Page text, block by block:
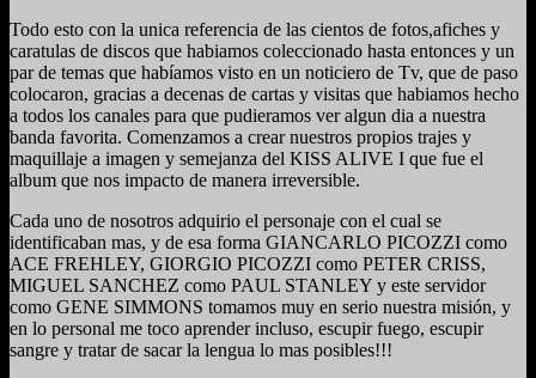
Todo esto con la unica referencia de las cientos de fotos,afiches y
caratulas de discos que habiamos coleccionado hasta entonces y un
par de temas que habíamos visto en un noticiero de Tv, que de paso
colocaron, gracias a decenas de cartas y visitas que habiamos hecho
a todos los canales para que pudieramos ver algun dia a nuestra
banda favorita. Comenzamos a crear nuestros propios trajes y
maquillaje a imagen y semejanza del KISS ALIVE I que fue el
album que nos impacto de manera irreversible.
Cada uno de nosotros adquirio el personaje con el cual se
identificaban mas, y de esa forma GIANCARLO PICOZZI como
ACE FREHLEY, GIORGIO PICOZZI como PETER CRISS,
MIGUEL SANCHEZ como PAUL STANLEY y este servidor
como GENE SIMMONS tomamos muy en serio nuestra misión, y
en lo personal me toco aprender incluso, escupir fuego, escupir
sangre y tratar de sacar la lengua lo mas posibles!!!